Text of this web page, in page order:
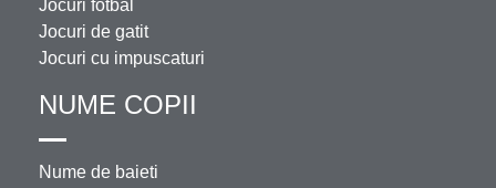
Jocuri fotbal
Jocuri de gatit
Jocuri cu impuscaturi
NUME COPII
Nume de baieti